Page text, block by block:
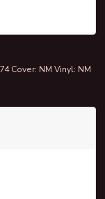
Cover: NM Vinyl: NM